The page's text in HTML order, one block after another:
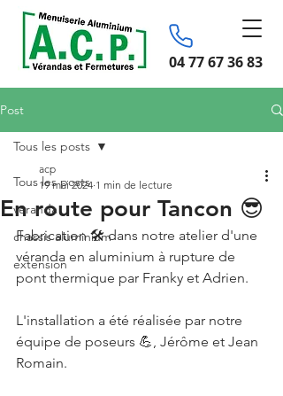
04 77 67 36 83
Post
Tous les posts
véranda
chassis aluminium
extension
Tous les posts
En route pour Tancon 😎
acp
19 mai 2024 1 min de lecture
Fabrication 🛠 dans notre atelier d'une
véranda en aluminium à rupture de
pont thermique par Franky et Adrien.
L'installation a été réalisée par notre
équipe de poseurs 💪, Jérôme et Jean
Romain.